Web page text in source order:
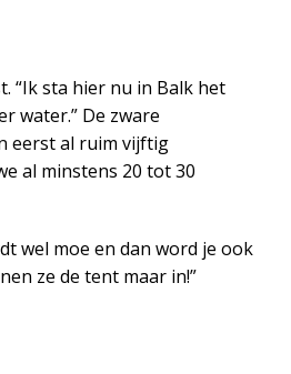
“Ik sta hier nu in Balk het
water.” De zware
eerst al ruim vijftig
al minstens 20 tot 30
wel moe en dan word je ook
ze de tent maar in!”